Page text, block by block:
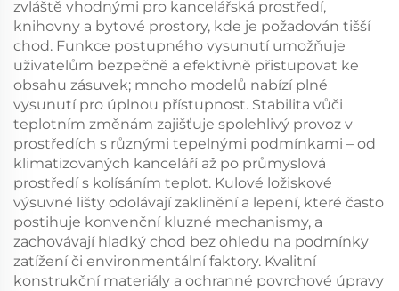
zvláště vhodnými pro kancelářská prostředí,
knihovny a bytové prostory, kde je požadován tišší
chod. Funkce postupného vysunutí umožňuje
uživatelům bezpečně a efektivně přistupovat ke
obsahu zásuvek; mnoho modelů nabízí plné
vysunutí pro úplnou přístupnost. Stabilita vůči
teplotním změnám zajišťuje spolehlivý provoz v
prostředích s různými tepelnými podmínkami – od
klimatizovaných kanceláří až po průmyslová
prostředí s kolísáním teplot. Kulové ložiskové
výsuvné lišty odolávají zaklinění a lepení, které často
postihuje konvenční kluzné mechanismy, a
zachovávají hladký chod bez ohledu na podmínky
zatížení či environmentální faktory. Kvalitní
konstrukční materiály a ochranné povrchové úpravy